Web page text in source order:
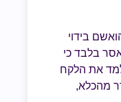
העיר העתיקה בירושלים. בדצמבר 2013 הואשם בידוי
ונידון ל-9 חודשי מאסר בלבד כי
את הלקח
ששוחרר מהכלא,